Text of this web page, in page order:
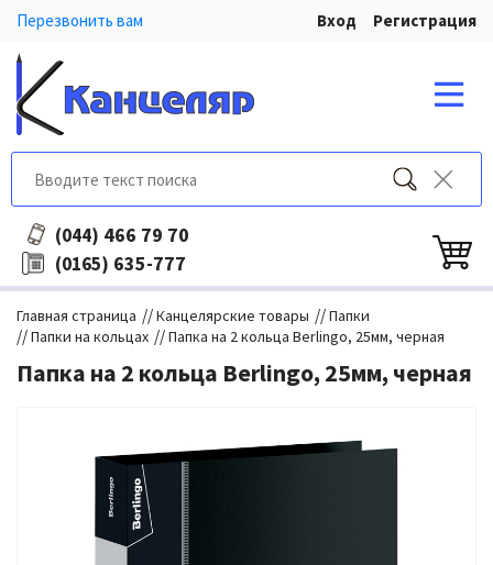
Перезвонить вам Вход Регистрация
(044) 466 79 70
(0165) 635-777
Главная страница //Канцелярские товары //Папки
//Папки на кольцах //Папка на 2 кольца Berlingo, 25мм, черная
Папка на 2 кольца Berlingo, 25мм, черная